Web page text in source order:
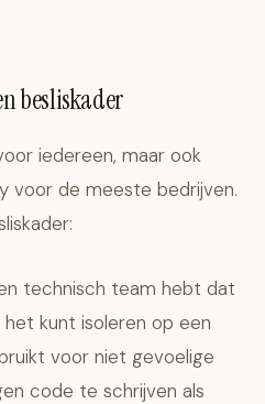
besliskader
iedereen, maar ook
voor de meeste bedrijven.
technisch team hebt dat
kunt isoleren op een
voor niet gevoelige
code te schrijven als